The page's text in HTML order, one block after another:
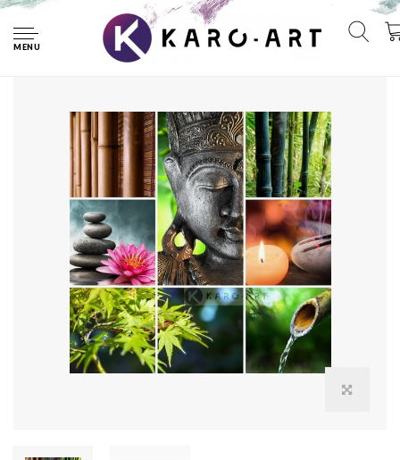
MENU
Afbeelding op acrylglas - Boeddha collage